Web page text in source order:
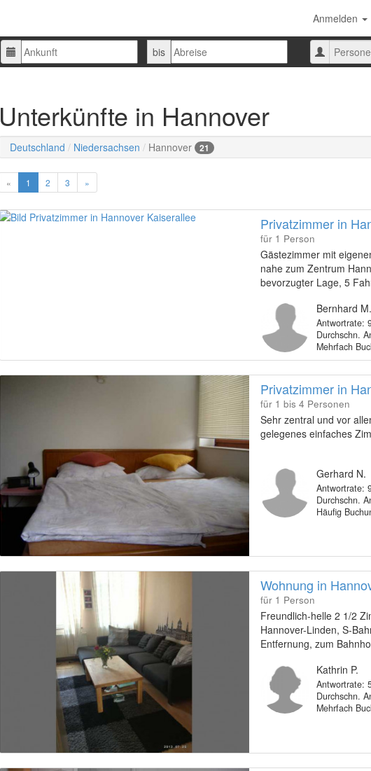
Anmelden
Ankunft Abreise
bis
Anzahl
der
Unterkünfte in Hannover
Deutschland Niedersachsen Hannover 21
« 1 2 3 »
Privatzimmer in
für 1 Person
Gästezimmer mit
nahe zum Zentrum
bevorzugter Lage, 5
Musikhochschule
Messegelände und
Preise inkl. Frühstück
Produkten)
Bernhard M.
Antwortrate:
Durchschn.
Mehrfach
Privatzimmer in
für 1 bis 4 Personen
Sehr zentral und vor
gelegenes einfaches
Gerhard N.
Antwortrate:
Durchschn.
Häufig
Wohnung in
für 1 Person
Freundlich-helle 2 1/2
Hannover-Linden, S-
Entfernung, zum
Kathrin P.
Antwortrate:
Durchschn.
Mehrfach